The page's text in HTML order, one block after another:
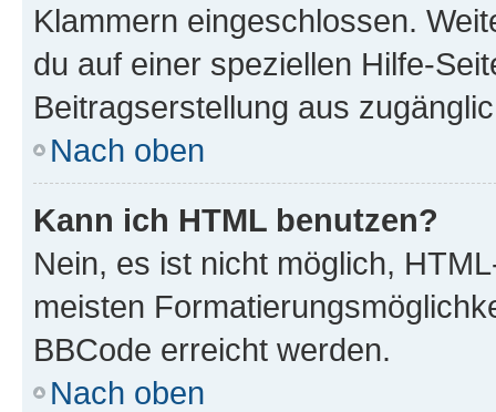
Klammern eingeschlossen.
du auf einer speziellen Hilfe-
Beitragserstellung aus
Nach oben
Kann ich HTML benutzen?
Nein, es ist nicht möglich,
meisten
BBCode erreicht werden.
Nach oben